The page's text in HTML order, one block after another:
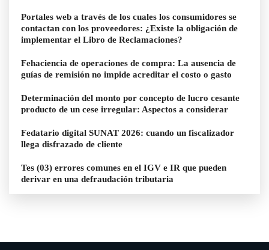
Portales web a través de los cuales los consumidores se
contactan con los proveedores: ¿Existe la obligación de
implementar el Libro de Reclamaciones?
Fehaciencia de operaciones de compra: La ausencia de
guías de remisión no impide acreditar el costo o gasto
Determinación del monto por concepto de lucro cesante
producto de un cese irregular: Aspectos a considerar
Fedatario digital SUNAT 2026: cuando un fiscalizador
llega disfrazado de cliente
Tes (03) errores comunes en el IGV e IR que pueden
derivar en una defraudación tributaria